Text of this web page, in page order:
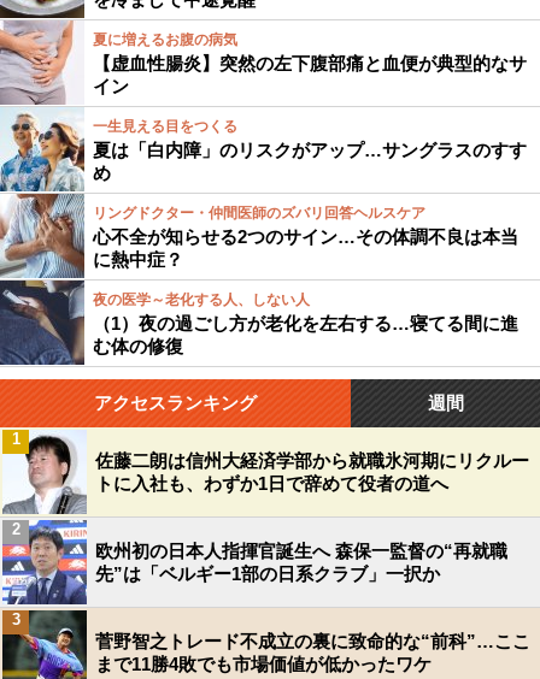
夏に増えるお腹の病気
【虚血性腸炎】突然の左下腹部痛と血便が典型的なサ
イン
一生見える目をつくる
夏は「白内障」のリスクがアップ…サングラスのすす
め
リングドクター・仲間医師のズバリ回答ヘルスケア
心不全が知らせる2つのサイン…その体調不良は本当
に熱中症？
夜の医学～老化する人、しない人
（1）夜の過ごし方が老化を左右する…寝てる間に進
む体の修復
アクセスランキング 週間
佐藤二朗は信州大経済学部から就職氷河期にリクルー
トに入社も、わずか1日で辞めて役者の道へ
1
欧州初の日本人指揮官誕生へ 森保一監督の“再就職
先”は「ベルギー1部の日系クラブ」一択か
2
菅野智之トレード不成立の裏に致命的な“前科”…ここ
まで11勝4敗でも市場価値が低かったワケ
3